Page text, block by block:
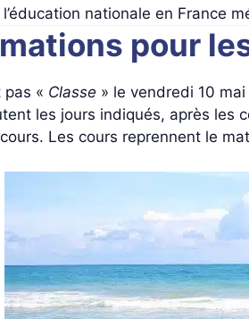
nationale en France
pour
pas « Classe » le vendredi 10
les jours indiqués, après les
Les cours reprennent le